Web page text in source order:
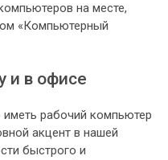
на месте,
«Компьютерный
и в офисе
рабочий компьютер
акцент в нашей
быстрого и